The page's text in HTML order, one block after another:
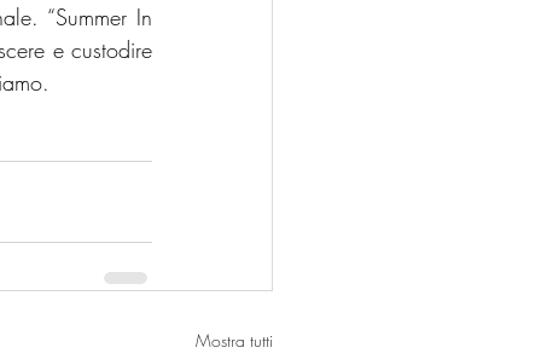
“Summer In
e custodire
Mostra tutti